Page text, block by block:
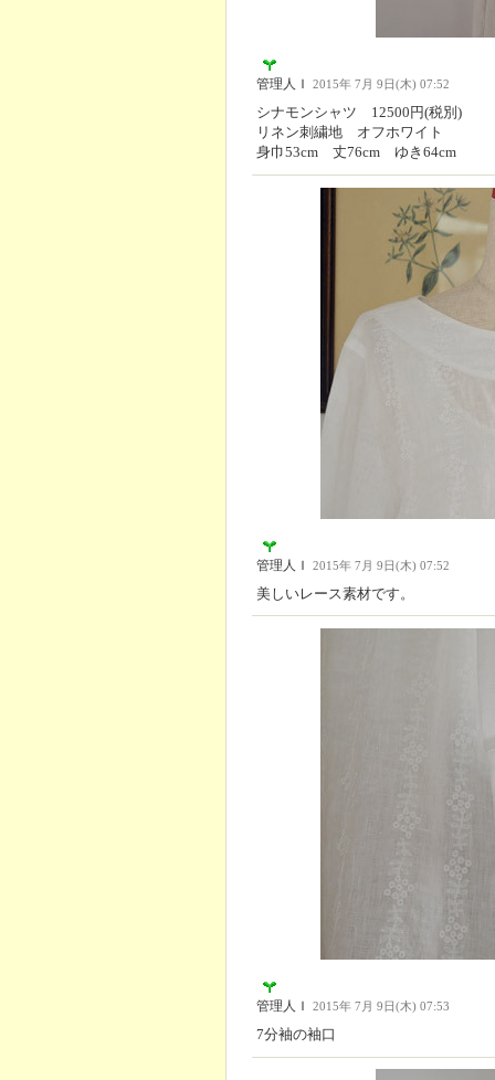
管理人Ｉ 2015年 7月 9日(木) 07:52
シナモンシャツ 12500円(税別)
リネン刺繍地 オフホワイト
身巾53cm 丈76cm ゆき64cm
管理人Ｉ 2015年 7月 9日(木) 07:52
美しいレース素材です。
管理人Ｉ 2015年 7月 9日(木) 07:53
7分袖の袖口